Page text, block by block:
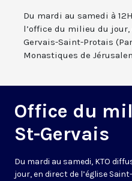
Du mardi au samedi à
l’office du milieu du
Gervais-Saint-Protais
Monastiques de
Office du
St-Gervais
Du mardi au samedi, KTO
jour, en direct de l’église